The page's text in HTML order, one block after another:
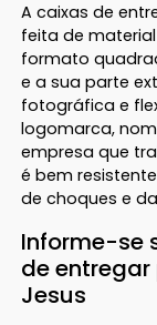
A caixas de
feita de
formato
e a sua parte
fotográfica e
logomarca,
empresa que
é bem
de choques e
Informe-se
de entregar
Jesus